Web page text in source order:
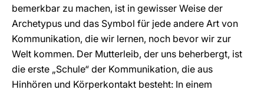
bemerkbar zu machen, ist in gewisser Weise der
Archetypus und das Symbol für jede andere Art von
Kommunikation, die wir lernen, noch bevor wir zur
Welt kommen. Der Mutterleib, der uns beherbergt, ist
die erste „Schule“ der Kommunikation, die aus
Hinhören und Körperkontakt besteht: In einem